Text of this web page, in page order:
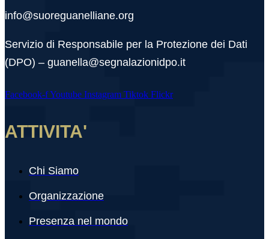
info@suoreguanelliane.org
Servizio di Responsabile per la Protezione dei Dati
(DPO) – guanella@segnalazionidpo.it
Facebook-fYoutube Instagram Tiktok Flickr
ATTIVITA'
Chi Siamo
Organizzazione
Presenza nel mondo